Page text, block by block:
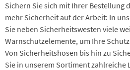
Sichern Sie sich mit Ihrer Bestellung
mehr Sicherheit auf der Arbeit: In
Sie neben Sicherheitswesten viele
Warnschutzelemente, um Ihre
Von Sicherheitshosen bis hin zu
Sie in unserem Sortiment zahlreiche